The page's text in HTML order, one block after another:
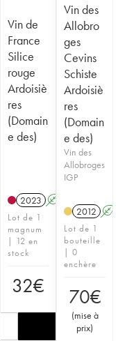
Vin de
France
Silice
rouge
Ardoisiè
res
(Domain
e des)
2023 A
Lot de 1
magnum
| 12 en
stock
32€
Vin des
Allobro
ges
Cevins
Schiste
Ardoisiè
res
(Domain
e des)
Vin des
Allobroges
IGP
2012 A
Lot de 1
bouteille
| 0
enchère
70€
(mise à
prix)